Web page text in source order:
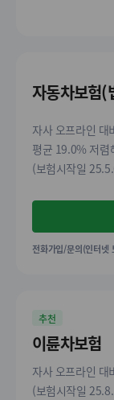
자동차보험(
자사 오프라인 대
평균 19.0% 저렴
(보험시작일
전화가입/문의(인터넷
추천
이륜차보험
자사 오프라인
(보험시작일